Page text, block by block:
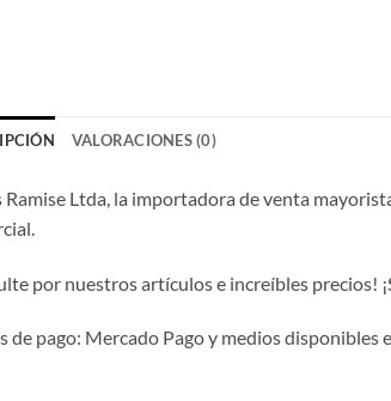
VALORACIONES (0)
Ramise Ltda, la importadora de venta
por nuestros artículos e increíbles precios!
de pago: Mercado Pago y medios disponibles